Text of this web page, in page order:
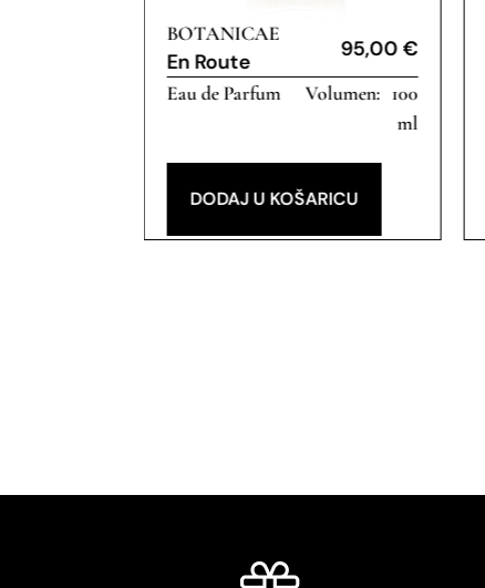
BOTANICAE
En Route 95,00 €
Eau de Parfum
100
ml
DODAJ U KOŠARICU